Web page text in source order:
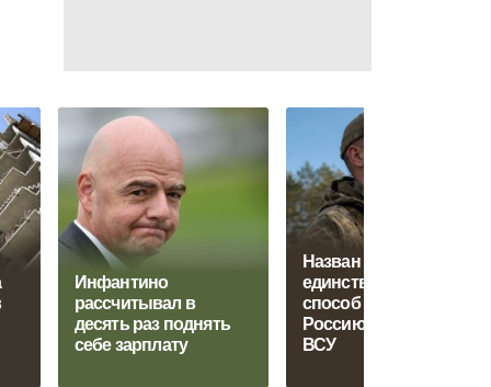
Инфантино
рассчитывал в
десять раз поднять
себе зарплату
Назван
единственный
способ защитить
Россию от дронов
ВСУ